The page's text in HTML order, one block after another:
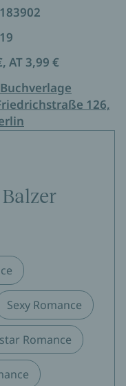
AT 3,99 €
126,
Sexy Romance
Romance